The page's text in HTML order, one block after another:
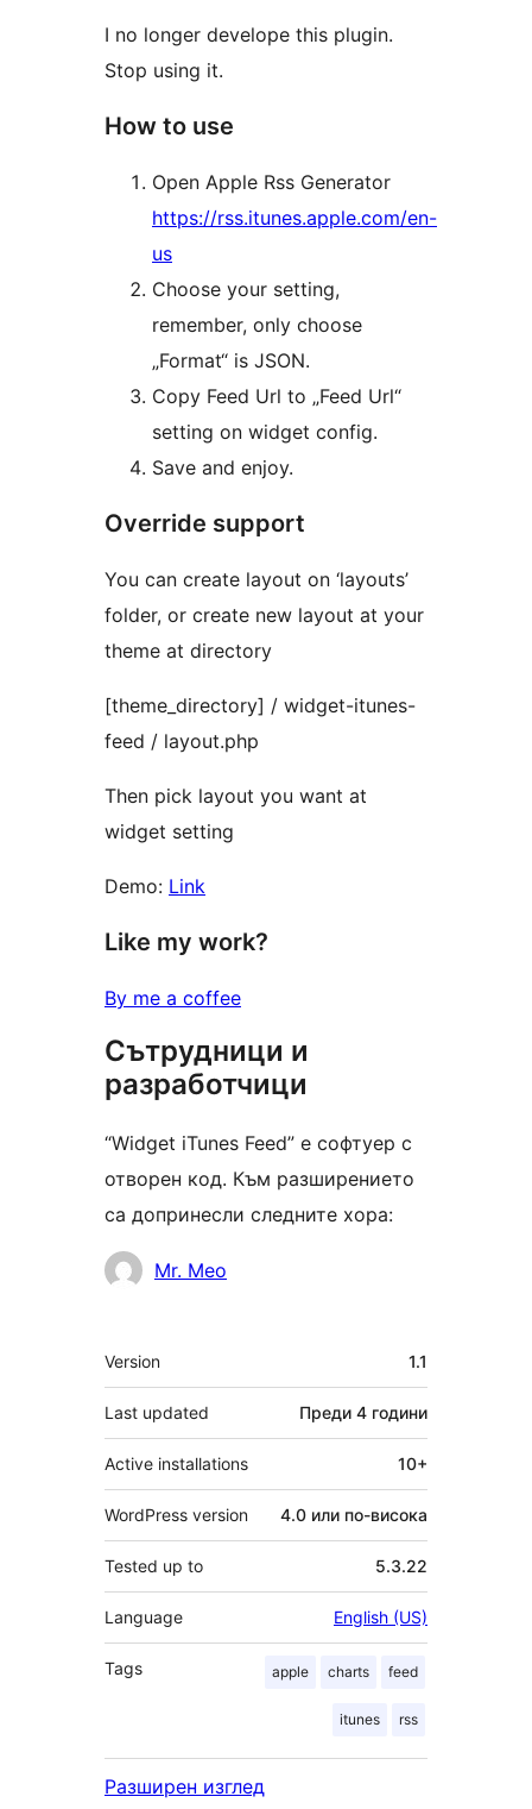
I no longer develope this plugin.
Stop using it.
How to use
Open Apple Rss Generator
https://rss.itunes.apple.com/en-
us
Choose your setting,
remember, only choose
„Format“ is JSON.
Copy Feed Url to „Feed Url“
setting on widget config.
Save and enjoy.
Override support
You can create layout on ‘layouts’
folder, or create new layout at your
theme at directory
[theme_directory] / widget-itunes-
feed / layout.php
Then pick layout you want at
widget setting
Demo: Link
Like my work?
By me a coffee
Сътрудници и
разработчици
“Widget iTunes Feed” е софтуер с
отворен код. Към разширението
са допринесли следните хора:
Сътрудници
Mr. Meo
Мета
Version 1.1
Last updated Преди 4 години
Active installations 10+
WordPress version 4.0 или по-висока
Tested up to 5.3.22
Language English (US)
Tags apple charts feed
itunes rss
Разширен изглед